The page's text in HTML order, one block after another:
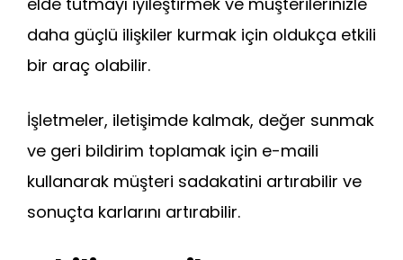
daha güçlü ilişkiler kurmak için oldukça etkili
bir araç olabilir.
İşletmeler, iletişimde kalmak, değer sunmak
ve geri bildirim toplamak için e-maili
kullanarak müşteri sadakatini artırabilir ve
sonuçta karlarını artırabilir.